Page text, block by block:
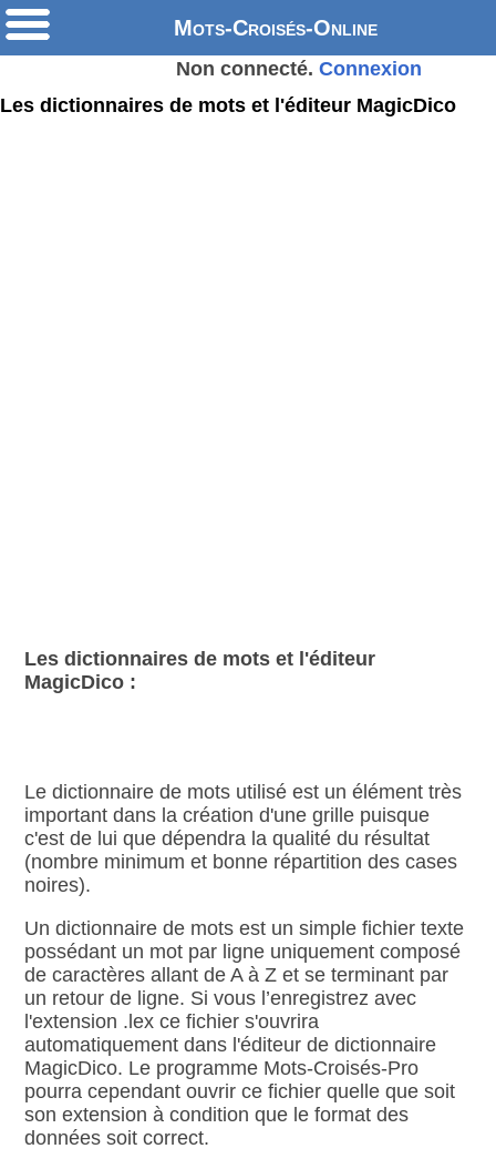
Mots-Croisés-Online
Non connecté. Connexion
Les dictionnaires de mots et l'éditeur MagicDico
Les dictionnaires de mots et l'éditeur
MagicDico :
Le dictionnaire de mots utilisé est un élément très
important dans la création d'une grille puisque
c'est de lui que dépendra la qualité du résultat
(nombre minimum et bonne répartition des cases
noires).
Un dictionnaire de mots est un simple fichier texte
possédant un mot par ligne uniquement composé
de caractères allant de A à Z et se terminant par
un retour de ligne. Si vous l’enregistrez avec
l'extension .lex ce fichier s'ouvrira
automatiquement dans l'éditeur de dictionnaire
MagicDico. Le programme Mots‑Croisés‑Pro
pourra cependant ouvrir ce fichier quelle que soit
son extension à condition que le format des
données soit correct.